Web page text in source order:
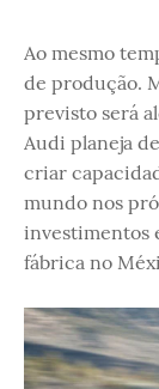
Ao mesmo
de produção.
previsto será
Audi planeja
criar
mundo nos
investimentos
fábrica no